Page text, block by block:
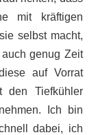
mit kräftigen
selbst macht,
genug Zeit
auf Vorrat
den Tiefkühler
Ich bin
dabei, ich